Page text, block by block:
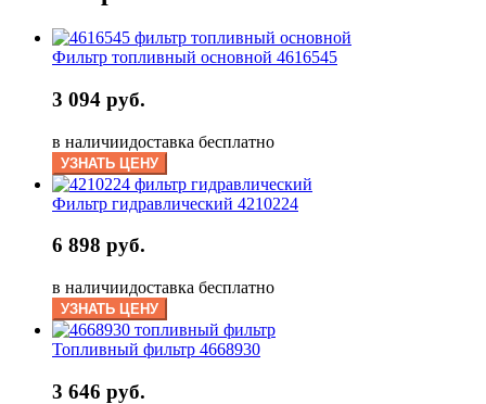
Фильтр топливный основной 4616545
3 094 руб.
в наличиидоставка бесплатно
УЗНАТЬ ЦЕНУ
Фильтр гидравлический 4210224
6 898 руб.
в наличиидоставка бесплатно
УЗНАТЬ ЦЕНУ
Топливный фильтр 4668930
3 646 руб.